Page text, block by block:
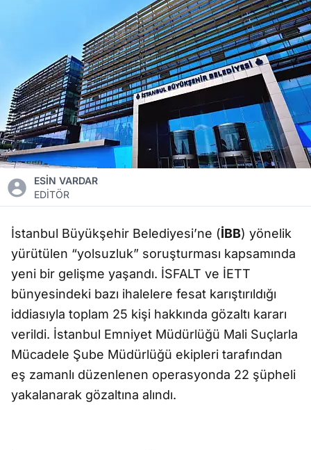
ESİN VARDAR
EDİTÖR
İstanbul Büyükşehir Belediyesi’ne (İBB) yönelik
yürütülen “yolsuzluk” soruşturması kapsamında
yeni bir gelişme yaşandı. İSFALT ve İETT
bünyesindeki bazı ihalelere fesat karıştırıldığı
iddiasıyla toplam 25 kişi hakkında gözaltı kararı
verildi. İstanbul Emniyet Müdürlüğü Mali Suçlarla
Mücadele Şube Müdürlüğü ekipleri tarafından
eş zamanlı düzenlenen operasyonda 22 şüpheli
yakalanarak gözaltına alındı.